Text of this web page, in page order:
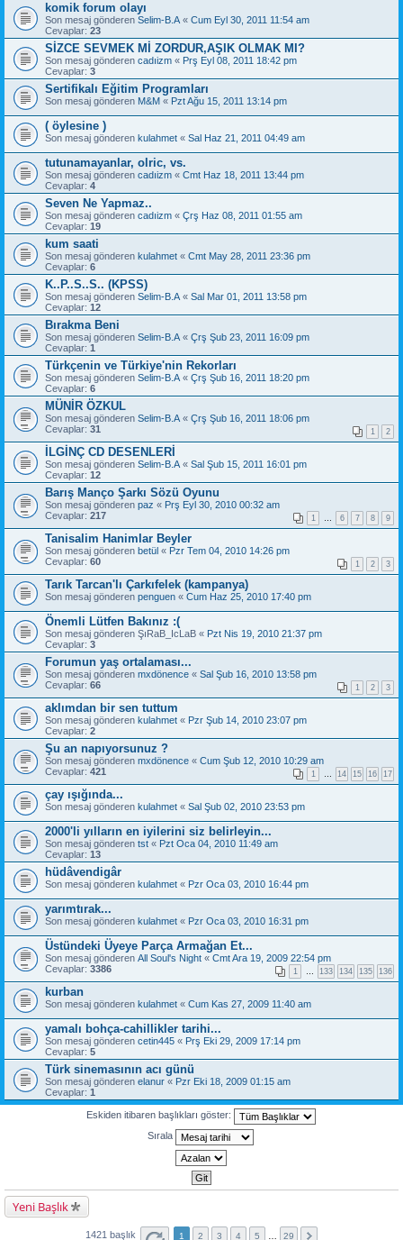
komik forum olayı
Son mesaj gönderen Selim-B.A « Cum Eyl 30, 2011 11:54 am
Cevaplar: 23
SİZCE SEVMEK Mİ ZORDUR,AŞIK OLMAK MI?
Son mesaj gönderen cadıizm « Prş Eyl 08, 2011 18:42 pm
Cevaplar: 3
Sertifikalı Eğitim Programları
Son mesaj gönderen M&M « Pzt Ağu 15, 2011 13:14 pm
( öylesine )
Son mesaj gönderen kulahmet « Sal Haz 21, 2011 04:49 am
tutunamayanlar, olric, vs.
Son mesaj gönderen cadıizm « Cmt Haz 18, 2011 13:44 pm
Cevaplar: 4
Seven Ne Yapmaz..
Son mesaj gönderen cadıizm « Çrş Haz 08, 2011 01:55 am
Cevaplar: 19
kum saati
Son mesaj gönderen kulahmet « Cmt May 28, 2011 23:36 pm
Cevaplar: 6
K..P..S..S.. (KPSS)
Son mesaj gönderen Selim-B.A « Sal Mar 01, 2011 13:58 pm
Cevaplar: 12
Bırakma Beni
Son mesaj gönderen Selim-B.A « Çrş Şub 23, 2011 16:09 pm
Cevaplar: 1
Türkçenin ve Türkiye'nin Rekorları
Son mesaj gönderen Selim-B.A « Çrş Şub 16, 2011 18:20 pm
Cevaplar: 6
MÜNİR ÖZKUL
Son mesaj gönderen Selim-B.A « Çrş Şub 16, 2011 18:06 pm
Cevaplar: 31 1 2
İLGİNÇ CD DESENLERİ
Son mesaj gönderen Selim-B.A « Sal Şub 15, 2011 16:01 pm
Cevaplar: 12
Barış Manço Şarkı Sözü Oyunu
Son mesaj gönderen paz « Prş Eyl 30, 2010 00:32 am
Cevaplar: 217 1 6 7 8 9
Tanisalim Hanimlar Beyler
Son mesaj gönderen betül « Pzr Tem 04, 2010 14:26 pm
Cevaplar: 60 1 2 3
Tarık Tarcan'lı Çarkıfelek (kampanya)
Son mesaj gönderen penguen « Cum Haz 25, 2010 17:40 pm
Önemli Lütfen Bakınız :(
Son mesaj gönderen ŞıRaB_IcLaB « Pzt Nis 19, 2010 21:37 pm
Cevaplar: 3
Forumun yaş ortalaması...
Son mesaj gönderen mxdönence « Sal Şub 16, 2010 13:58 pm
Cevaplar: 66 1 2 3
aklımdan bir sen tuttum
Son mesaj gönderen kulahmet « Pzr Şub 14, 2010 23:07 pm
Cevaplar: 2
Şu an napıyorsunuz ?
Son mesaj gönderen mxdönence « Cum Şub 12, 2010 10:29 am
Cevaplar: 421 1 14 15 16 17
çay ışığında...
Son mesaj gönderen kulahmet « Sal Şub 02, 2010 23:53 pm
2000'li yılların en iyilerini siz belirleyin...
Son mesaj gönderen tst « Pzt Oca 04, 2010 11:49 am
Cevaplar: 13
hüdâvendigâr
Son mesaj gönderen kulahmet « Pzr Oca 03, 2010 16:44 pm
yarımtırak...
Son mesaj gönderen kulahmet « Pzr Oca 03, 2010 16:31 pm
Üstündeki Üyeye Parça Armağan Et...
Son mesaj gönderen All Soul's Night « Cmt Ara 19, 2009 22:54 pm
Cevaplar: 3386 1 133 134 135 136
kurban
Son mesaj gönderen kulahmet « Cum Kas 27, 2009 11:40 am
yamalı bohça-cahillikler tarihi...
Son mesaj gönderen cetin445 « Prş Eki 29, 2009 17:14 pm
Cevaplar: 5
Türk sinemasının acı günü
Son mesaj gönderen elanur « Pzr Eki 18, 2009 01:15 am
Cevaplar: 1
Eskiden itibaren başlıkları göster:
Sırala
Yeni Başlık
1421 başlık 1 2 3 4 5 29